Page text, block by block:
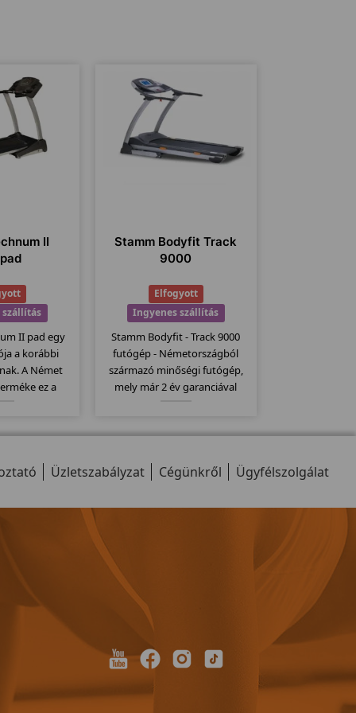
II
II pad egy
a korábbi
A Német
ez a
futófelület,
modellt...
Stamm Bodyfit Track
9000
Elfogyott
Ingyenes szállítás
Stamm Bodyfit - Track 9000
futógép - Németországból
származó minőségi futógép,
mely már 2 év garanciával
kategóriájához képest
rendelkezik.
Üzletszabályzat Cégünkről Ügyfélszolgálat